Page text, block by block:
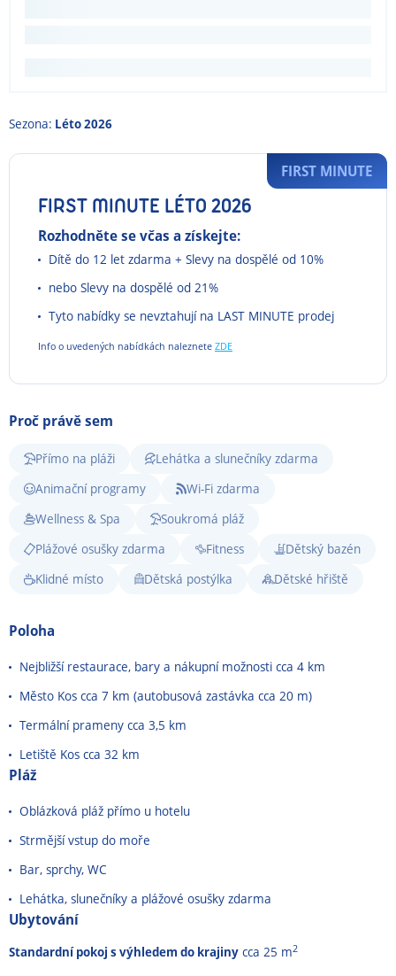
Sezona: Léto 2026
FIRST MINUTE LÉTO 2026
Rozhodněte se včas a získejte:
Dítě do 12 let zdarma + Slevy na dospělé od 10%
nebo Slevy na dospělé od 21%
Tyto nabídky se nevztahují na LAST MINUTE prodej
Info o uvedených nabídkách naleznete ZDE
FIRST MINUTE
Proč právě sem
Přímo na pláži
Lehátka a slunečníky zdarma
Animační programy
Wi-Fi zdarma
Wellness & Spa
Soukromá pláž
Plážové osušky zdarma
Fitness
Dětský bazén
Klidné místo
Dětská postýlka Dětské hřiště
Poloha
Nejbližší restaurace, bary a nákupní možnosti cca 4 km
Město Kos cca 7 km (autobusová zastávka cca 20 m)
Termální prameny cca 3,5 km
Letiště Kos cca 32 km
Pláž
Oblázková pláž přímo u hotelu
Strmější vstup do moře
Bar, sprchy, WC
Lehátka, slunečníky a plážové osušky zdarma
Ubytování
Standardní pokoj s výhledem do krajiny cca 25 m2